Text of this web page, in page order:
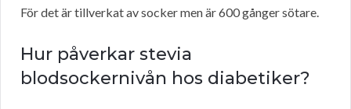
För det är tillverkat av socker men är 600 gånger sötare.
Hur påverkar stevia
blodsockernivån hos diabetiker?